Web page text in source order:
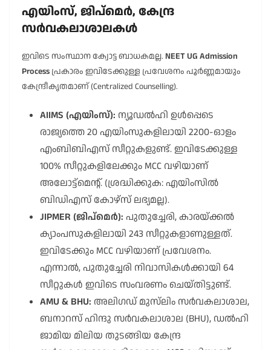
എയിംസ്, ജിപ്മെർ, കേന്ദ്ര
സർവകലാശാലകൾ
ഇവിടെ സംസ്ഥാന ക്വോട്ട ബാധകമല്ല. NEET UG Admission
Process പ്രകാരം ഇവിടേക്കുള്ള പ്രവേശനം പൂർണ്ണമായും
കേന്ദ്രീകൃതമാണ് (Centralized Counselling).
AIIMS (എയിംസ്): ന്യൂഡൽഹി ഉൾപ്പെടെ
രാജ്യത്തെ 20 എയിംസുകളിലായി 2200-ഓളം
എംബിബിഎസ് സീറ്റുകളുണ്ട്. ഇവിടേക്കുള്ള
100% സീറ്റുകളിലേക്കും MCC വഴിയാണ്
അലോട്ട്മെന്റ്. (ശ്രദ്ധിക്കുക: എയിംസിൽ
ബിഡിഎസ് കോഴ്സ് ലഭ്യമല്ല).
JIPMER (ജിപ്മെർ): പുതുച്ചേരി, കാരയ്ക്കൽ
ക്യാംപസുകളിലായി 243 സീറ്റുകളാണുള്ളത്.
ഇവിടേക്കും MCC വഴിയാണ് പ്രവേശനം.
എന്നാൽ, പുതുച്ചേരി നിവാസികൾക്കായി 64
സീറ്റുകൾ ഇവിടെ സംവരണം ചെയ്തിട്ടുണ്ട്.
AMU & BHU: അലിഗഡ് മുസ്‌ലിം സർവകലാശാല,
ബനാറസ് ഹിന്ദു സർവകലാശാല (BHU), ഡൽഹി
ജാമിയ മിലിയ തുടങ്ങിയ കേന്ദ്ര